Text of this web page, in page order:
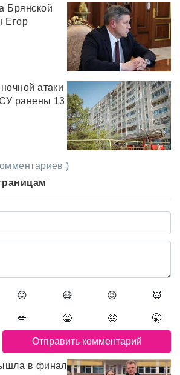
Брянской
Егор
атаки
ранены 13
)
😛 😷 😡 👿
💋 🤮 🤑 🤫
в финал